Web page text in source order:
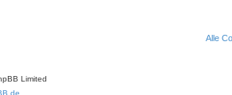
Alle
Limited